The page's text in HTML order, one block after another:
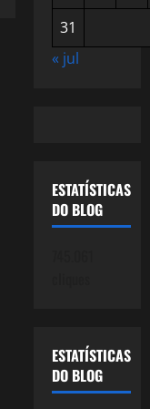
31
« jul
ESTATÍSTICAS
DO BLOG
ESTATÍSTICAS
DO BLOG